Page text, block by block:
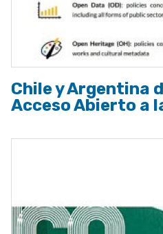
Chile y Argentina
Acceso Abierto a